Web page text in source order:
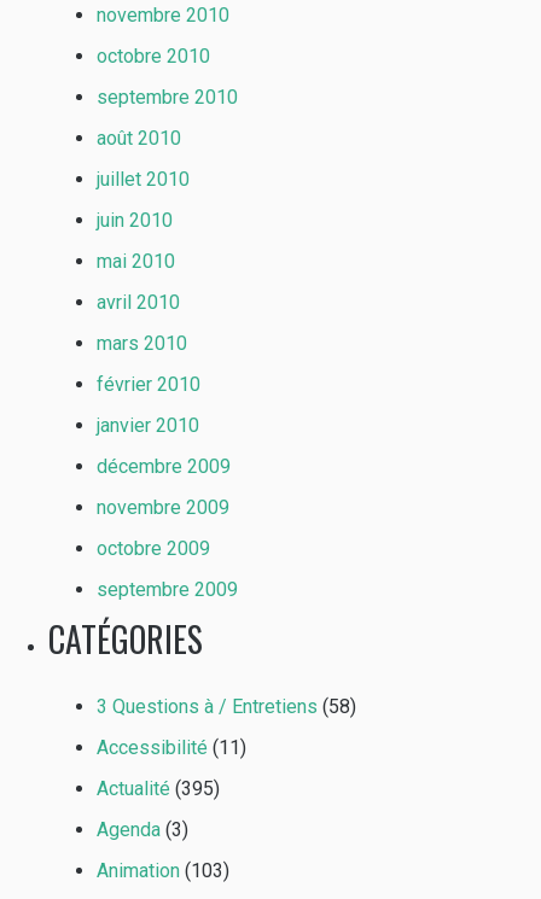
novembre 2010
octobre 2010
septembre 2010
août 2010
juillet 2010
juin 2010
mai 2010
avril 2010
mars 2010
février 2010
janvier 2010
décembre 2009
novembre 2009
octobre 2009
septembre 2009
CATÉGORIES
3 Questions à / Entretiens (58)
Accessibilité (11)
Actualité (395)
Agenda (3)
Animation (103)